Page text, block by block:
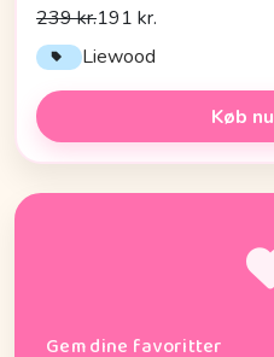
239 kr.191 kr.
Liewood
Køb nu
Gem dine favoritter